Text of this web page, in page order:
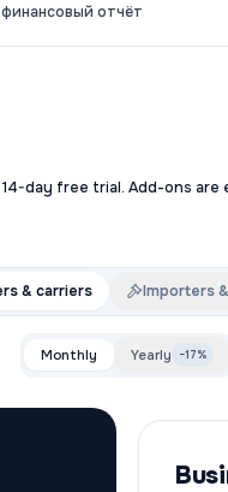
отчёт
day free trial. Add-ons
& carriers Importers
Monthly Yearly −17%